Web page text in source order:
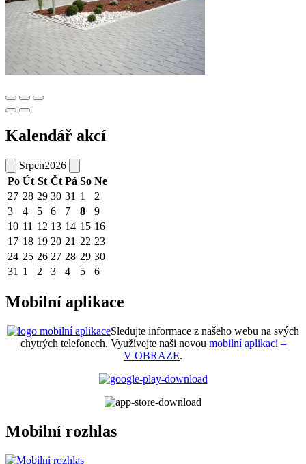
Kalendář akcí
Srpen2026
Po Út St Čt Pá So Ne
27 28 29 30 31 1
2
3
4 5 6 7 8
9
10 11 12 13 14 15 16
17 18 19 20 21 22 23
24 25 26 27 28 29 30
31 1 2 3 4 5 6
Mobilní aplikace
Sledujte informace z našeho webu na svých
chytrých telefonech. Využívejte naši novou mobilní aplikaci –
V OBRAZE.
Mobilní rozhlas